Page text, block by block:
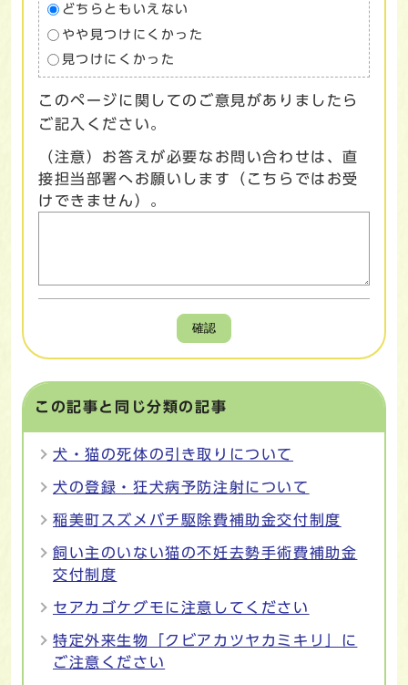
どちらともいえない
やや見つけにくかった
見つけにくかった
このページに関してのご意見がありましたら
ご記入ください。
（注意）お答えが必要なお問い合わせは、直
接担当部署へお願いします（こちらではお受
けできません）。
確認
この記事と同じ分類の記事
犬・猫の死体の引き取りについて
犬の登録・狂犬病予防注射について
稲美町スズメバチ駆除費補助金交付制度
飼い主のいない猫の不妊去勢手術費補助金
交付制度
セアカゴケグモに注意してください
特定外来生物「クビアカツヤカミキリ」に
ご注意ください